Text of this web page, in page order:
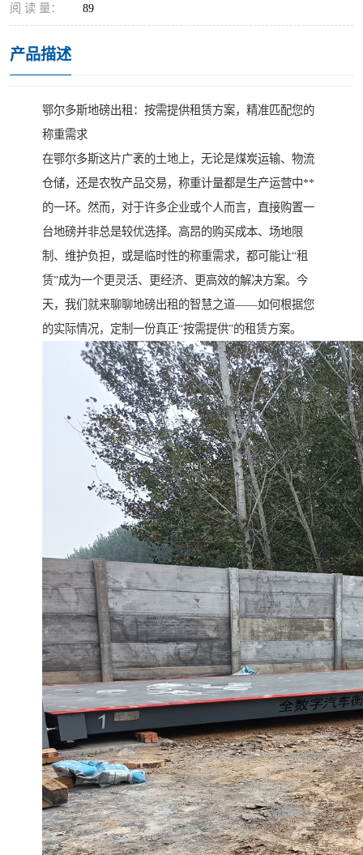
阅 读 量： 89
产品描述
鄂尔多斯地磅出租：按需提供租赁方案，精准匹配您的
称重需求
在鄂尔多斯这片广袤的土地上，无论是煤炭运输、物流
仓储，还是农牧产品交易，称重计量都是生产运营中**
的一环。然而，对于许多企业或个人而言，直接购置一
台地磅并非总是较优选择。高昂的购买成本、场地限
制、维护负担，或是临时性的称重需求，都可能让“租
赁”成为一个更灵活、更经济、更高效的解决方案。今
天，我们就来聊聊地磅出租的智慧之道——如何根据您
的实际情况，定制一份真正“按需提供”的租赁方案。